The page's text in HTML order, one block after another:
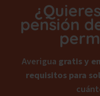
pensión
Averigua gratis y
requisitos para